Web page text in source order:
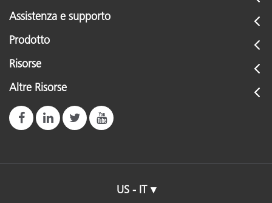
Assistenza e supporto
Prodotto
Risorse
Altre Risorse
US - IT